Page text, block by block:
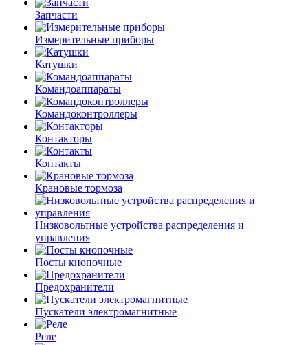
Запчасти
Измерительные приборы
Катушки
Командоаппараты
Командоконтроллеры
Контакторы
Контакты
Крановые тормоза
Низковольтные устройства распределения и
управления
Посты кнопочные
Предохранители
Пускатели электромагнитные
Реле